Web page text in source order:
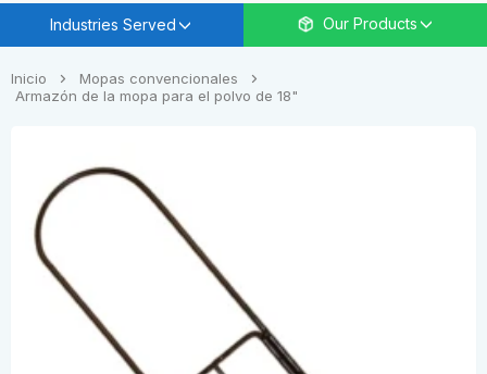
Industries Served Our Products
Inicio
Mopas convencionales
Armazón de la mopa para el polvo de 18"